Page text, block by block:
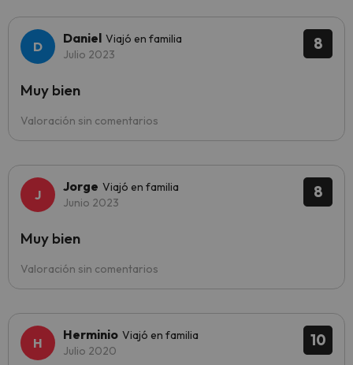
8
Daniel Viajó en familia
Julio 2023
Valoración sin comentarios
Muy bien
8
Jorge Viajó en familia
Junio 2023
Valoración sin comentarios
Muy bien
10
Herminio Viajó en familia
Julio 2020